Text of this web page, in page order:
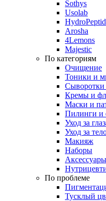
Sothys
Usolab
Arosha
4Lemons
Majestic
По категориям
Очищение
Тоники и
Сыворотки
Кремы и
Маски и
Пилинги и
Уход за
Уход за
Макияж
Наборы
Аксессуары
По проблеме
Тусклый